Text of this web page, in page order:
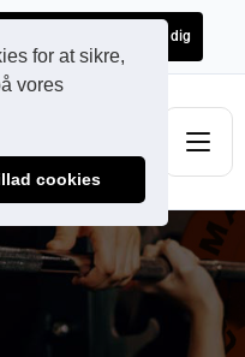
for at sikre,
vores
cookies
tilbud skræddersyet til dig